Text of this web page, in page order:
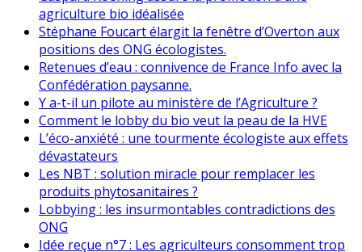
agriculture bio idéalisée
Stéphane Foucart élargit la fenêtre d’Overton aux
positions des ONG écologistes.
Retenues d’eau : connivence de France Info avec la
Confédération paysanne.
Y a-t-il un pilote au ministère de l’Agriculture ?
Comment le lobby du bio veut la peau de la HVE
L’éco-anxiété : une tourmente écologiste aux effets
dévastateurs
Les NBT : solution miracle pour remplacer les
produits phytosanitaires ?
Lobbying : les insurmontables contradictions des
ONG
Idée reçue n°7 : Les agriculteurs consomment trop